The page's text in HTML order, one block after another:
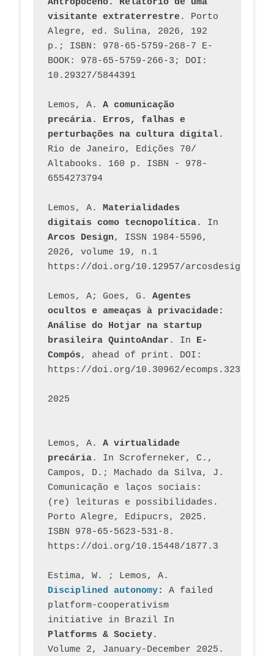
Antropoceno. Relatório de uma
visitante extraterrestre. Porto
Alegre, ed. Sulina, 2026, 192
p.; ISBN: 978-65-5759-268-7 E-
BOOK: 978-65-5759-266-3; DOI:
10.29327/5844391
Lemos, A. A comunicação
precária. Erros, falhas e
perturbações na cultura digital.
Rio de Janeiro, Edições 70/
Altabooks. 160 p. ISBN - 978-
6554273794
Lemos, A. Materialidades
digitais como tecnopolítica
Arcos Design, ISSN 1984-5596,
2026, volume 19, n.1
https://doi.org/10.12957/
Lemos, A; Goes, G. Agentes
ocultos e ameaças à privacidade:
Análise do Hotjar na startup
brasileira QuintoAndar . In E-
Compós, ahead of print. DOI:
https://doi.org/10.30962/ecomps.3231
2025
Lemos, A. A virtualidade
precária. In Scroferneker, C.,
Campos, D.; Machado da Silva, J.
Comunicação e laços sociais:
(re) leituras e possibilidades.
Porto Alegre, Edipucrs, 2025.
ISBN 978-65-5623-531-8.
https://doi.org/10.15448/1877.3
Estima, W. ; Lemos, A.
Disciplined autonomy: A failed
platform-cooperativism
initiative in Brazil In
Platforms & Society.
Volume 2, January-December 2025.